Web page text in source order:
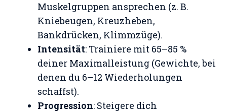
Muskelgruppen ansprechen (z. B.
Kniebeugen, Kreuzheben,
Bankdrücken, Klimmzüge).
Intensität: Trainiere mit 65–85 %
deiner Maximalleistung (Gewichte, bei
denen du 6–12 Wiederholungen
schaffst).
Progression: Steigere dich